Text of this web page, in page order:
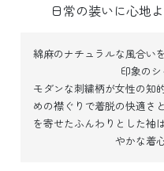
日常の装いに心地
綿麻のナチュラルな風合い
印象のシ
モダンな刺繍柄が女性の知
めの襟ぐりで着脱の快適さ
を寄せたふんわりとした袖
やかな着